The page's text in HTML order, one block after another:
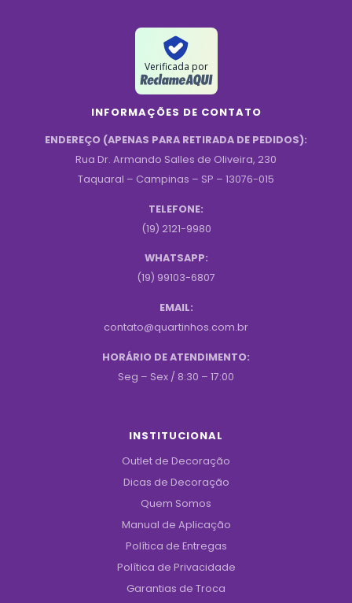
Verificada por
INFORMAÇÕES DE CONTATO
ENDEREÇO (APENAS PARA RETIRADA DE PEDIDOS):
Rua Dr. Armando Salles de Oliveira, 230
Taquaral – Campinas – SP – 13076-015
TELEFONE:
(19) 2121-9980
WHATSAPP:
(19) 99103-6807
EMAIL:
contato@quartinhos.com.br
HORÁRIO DE ATENDIMENTO:
Seg – Sex / 8:30 – 17:00
INSTITUCIONAL
Outlet de Decoração
Dicas de Decoração
Quem Somos
Manual de Aplicação
Política de Entregas
Política de Privacidade
Garantias de Troca